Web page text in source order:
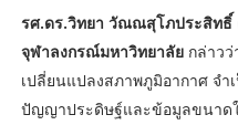
รศ.ดร.วิทยา วัณณสุโภประสิท
จุฬาลงกรณ์มหาวิทยาลัยกล่าวว่
เปลี่ยนแปลงสภาพภูมิอากาศ จำ
ปัญญาประดิษฐ์และข้อมูลขนาด